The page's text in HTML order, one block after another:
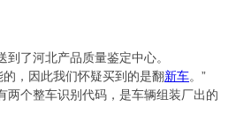
了河北产品质量鉴定中心。
，因此我们怀疑买到的是翻新车。”
个整车识别代码，是车辆组装厂出的